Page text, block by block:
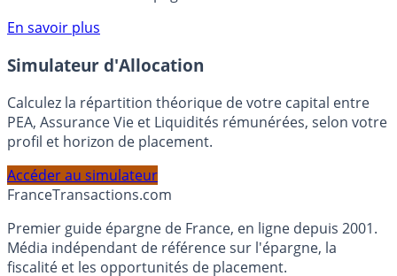
Voir conditions sur la page dédiée à cette offre.
En savoir plus
Simulateur d'Allocation
Calculez la répartition théorique de votre capital entre
profil et horizon de placement.
FranceTransactions.com
Premier guide épargne de France, en ligne depuis 2001.